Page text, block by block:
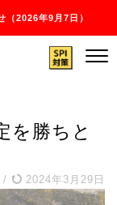
（2026年9月7日）
を勝ちと
/ 2024年3月29日